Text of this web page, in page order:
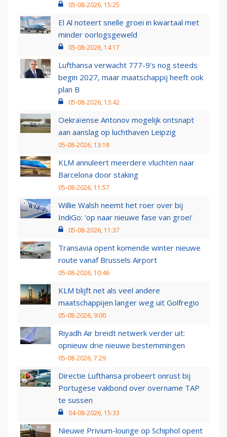
05-08-2026, 15:25
El Al noteert snelle groei in kwartaal met
minder oorlogsgeweld
05-08-2026, 14:17
Lufthansa verwacht 777-9’s nog steeds
begin 2027, maar maatschappij heeft ook
plan B
05-08-2026, 13:42
Oekraïense Antonov mogelijk ontsnapt
aan aanslag op luchthaven Leipzig
05-08-2026, 13:18
KLM annuleert meerdere vluchten naar
Barcelona door staking
05-08-2026, 11:57
Willie Walsh neemt het roer over bij
IndiGo: 'op naar nieuwe fase van groei'
05-08-2026, 11:37
Transavia opent komende winter nieuwe
route vanaf Brussels Airport
05-08-2026, 10:46
KLM blijft net als veel andere
maatschappijen langer weg uit Golfregio
05-08-2026, 9:00
Riyadh Air breidt netwerk verder uit:
opnieuw drie nieuwe bestemmingen
05-08-2026, 7:29
Directie Lufthansa probeert onrust bij
Portugese vakbond over overname TAP
te sussen
04-08-2026, 15:33
Nieuwe Privium-lounge op Schiphol opent